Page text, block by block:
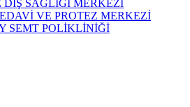
SAĞLIĞI MERKEZİ
VE PROTEZ MERKEZİ
SEMT POLİKLİNİĞİ